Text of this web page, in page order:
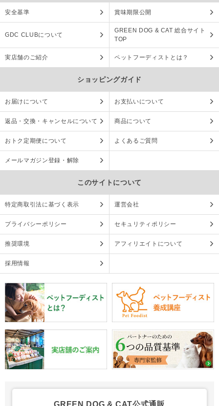
安全基準 賞味期限公開
GDC CLUBについて
GREEN DOG & CAT 総合サイト
TOP
実店舗のご紹介 ペットフーディストとは？
ショッピングガイド
お届けについて お支払いについて
返品・交換・キャンセルについて 商品について
おトク定期便について よくあるご質問
メールマガジン登録・解除
このサイトについて
特定商取引法に基づく表示 運営会社
プライバシーポリシー セキュリティポリシー
推奨環境 アフィリエイトについて
採用情報
GREEN DOG & CAT公式通販